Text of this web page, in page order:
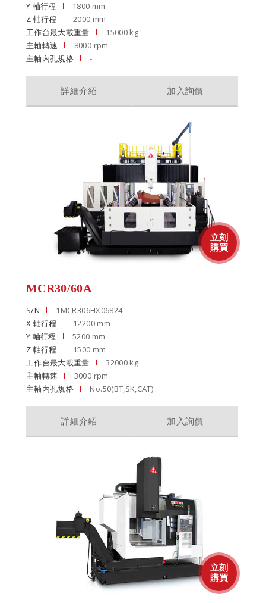
Y 軸行程
1800 mm
Z 軸行程
2000 mm
工作台最大載重量
15000 kg
主軸轉速
8000 rpm
主軸內孔規格
-
詳細介紹 加入詢價
MCR30/60A
S/N
1MCR306HX06824
X 軸行程
12200 mm
Y 軸行程
5200 mm
Z 軸行程
1500 mm
工作台最大載重量
32000 kg
主軸轉速
3000 rpm
主軸內孔規格
No.50(BT,SK,CAT)
詳細介紹 加入詢價